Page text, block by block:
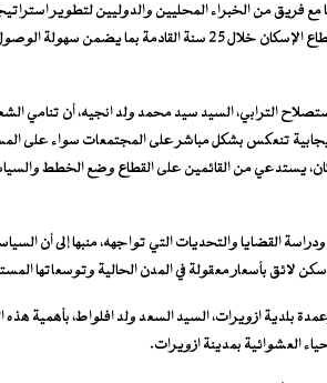
فريق من الخبراء المحليين والدوليين لتطوير
للإسكان الحضري تستجيب بفاعلية للتغيرات السريعة في المدن وتوجيه قطاع الإسكان خلال 25 سنة القادمة بما يضمن
الترابي، السيد سيد محمد ولد انجيه، أن تنامي
ايجابية تنعكس بشكل مباشر على المجتمعات سواء على
يستدعي من القائمين على القطاع وضع الخطط
القضايا والتحديات التي تواجهه، منبها إلى أن
بأسعار معقولة في المدن الحالية وتوسعاتها
ازويرات، السيد السعد ولد افلواط، بأهمية هذه
العشوائية بمدينة ازويرات.